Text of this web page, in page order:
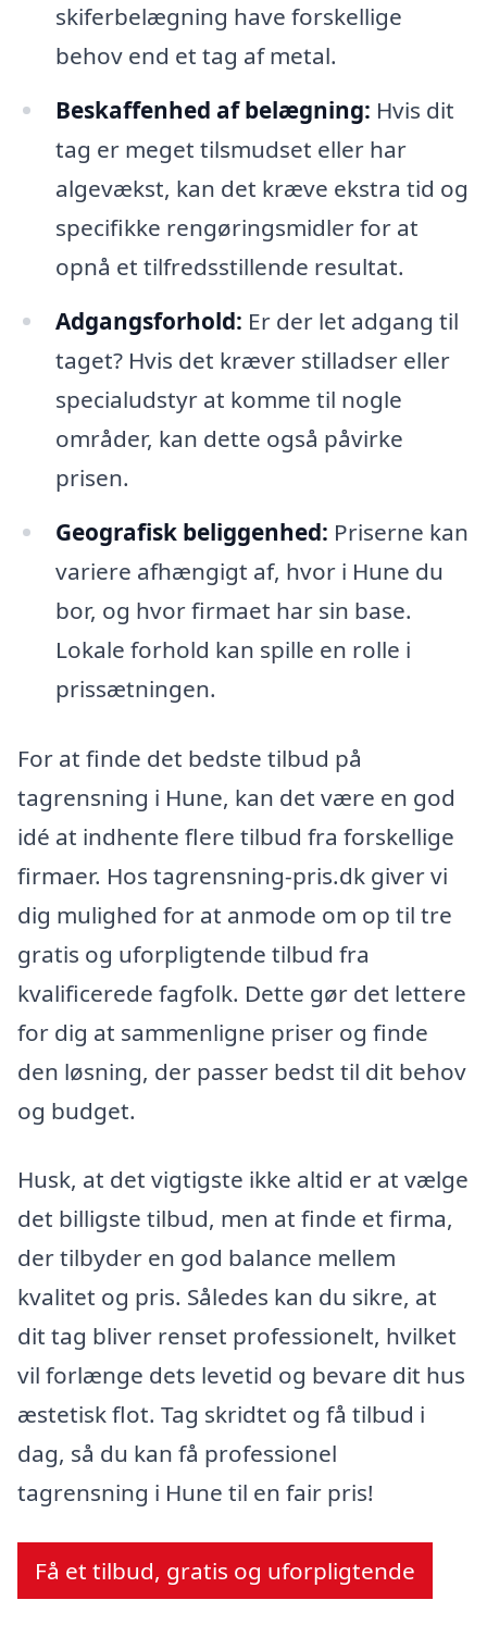
skiferbelægning have forskellige
behov end et tag af metal.
Beskaffenhed af belægning: Hvis dit
tag er meget tilsmudset eller har
algevækst, kan det kræve ekstra tid og
specifikke rengøringsmidler for at
opnå et tilfredsstillende resultat.
Adgangsforhold: Er der let adgang til
taget? Hvis det kræver stilladser eller
specialudstyr at komme til nogle
områder, kan dette også påvirke
prisen.
Geografisk beliggenhed: Priserne kan
variere afhængigt af, hvor i Hune du
bor, og hvor firmaet har sin base.
Lokale forhold kan spille en rolle i
prissætningen.
For at finde det bedste tilbud på
tagrensning i Hune, kan det være en god
idé at indhente flere tilbud fra forskellige
firmaer. Hos tagrensning-pris.dk giver vi
dig mulighed for at anmode om op til tre
gratis og uforpligtende tilbud fra
kvalificerede fagfolk. Dette gør det lettere
for dig at sammenligne priser og finde
den løsning, der passer bedst til dit behov
og budget.
Husk, at det vigtigste ikke altid er at vælge
det billigste tilbud, men at finde et firma,
der tilbyder en god balance mellem
kvalitet og pris. Således kan du sikre, at
dit tag bliver renset professionelt, hvilket
vil forlænge dets levetid og bevare dit hus
æstetisk flot. Tag skridtet og få tilbud i
dag, så du kan få professionel
tagrensning i Hune til en fair pris!
Få et tilbud, gratis og uforpligtende